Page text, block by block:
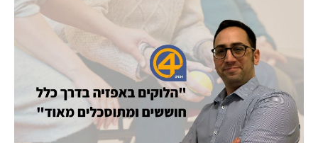
ל-0404:
הסיבה
לאפזיה
של